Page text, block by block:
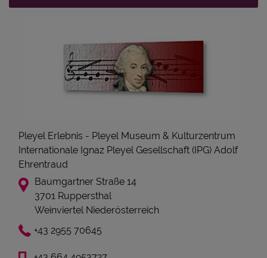
Pleyel Erlebnis - Pleyel Museum & Kulturzentrum
Internationale Ignaz Pleyel Gesellschaft (IPG) Adolf
Ehrentraud
Baumgartner Straße 14
3701 Ruppersthal
Weinviertel Niederösterreich
+43 2955 70645